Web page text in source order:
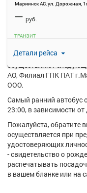
Мариинск АС, ул. Дорожная,
Детали рейса
— руб.
ТРАНЗИТ
На данной странице
купить билет онлайн
Ежедневно по
среднем 4 рейса.
Перевозку пассажиров
осуществляют
АО, Филиал ГПК ПАТ
ООО.
Самый ранний автобус
23:00, в зависимости
Пожалуйста, обратите
осуществляется при
удостоверяющих
- свидетельство о
распечатывать
в вашем бланке или на